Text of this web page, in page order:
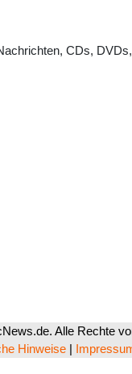
CDs,
Alle Rechte
Hinweise |